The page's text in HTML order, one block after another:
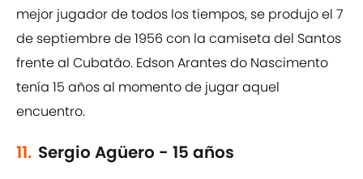
mejor jugador de todos los tiempos, se produjo el 7
de septiembre de 1956 con la camiseta del Santos
frente al Cubatão. Edson Arantes do Nascimento
tenía 15 años al momento de jugar aquel
encuentro.
11. Sergio Agüero - 15 años